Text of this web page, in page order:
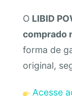
O LIBID
comprado
forma de
original,
Acesse